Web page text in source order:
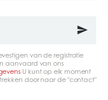
van de registratie
aanvaard van ons
U kunt op elk moment
door naar de "contact"